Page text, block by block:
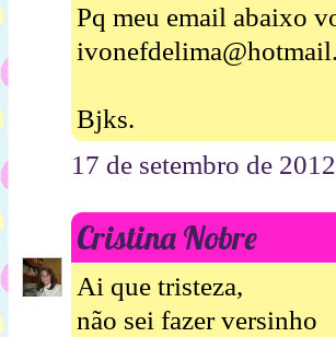
Pq meu email abaixo
Bjks.
17 de setembro de
Cristina Nobre
Ai que tristeza,
não sei fazer versinho